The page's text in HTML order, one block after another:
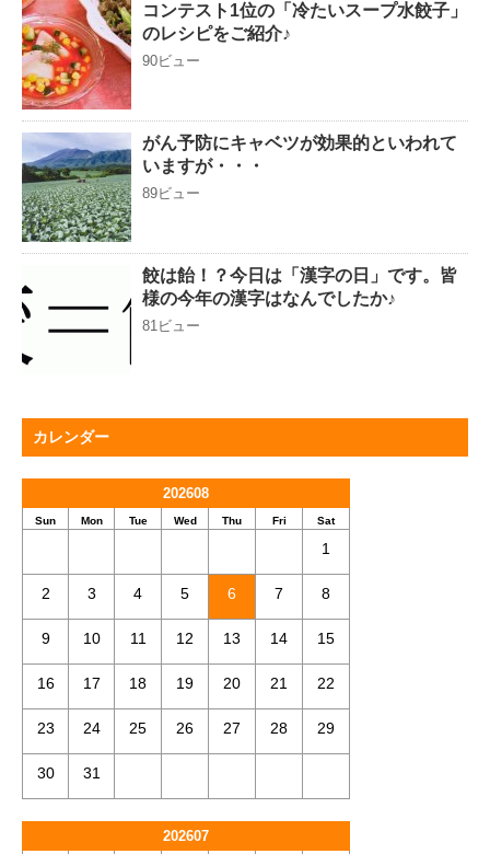
コンテスト1位の「冷たいスープ水餃子」
のレシピをご紹介♪
90ビュー
がん予防にキャベツが効果的といわれて
いますが・・・
89ビュー
餃は飴！？今日は「漢字の日」です。皆
様の今年の漢字はなんでしたか♪
81ビュー
カレンダー
202608
Sun Mon Tue Wed Thu Fri Sat
1
2 3 4 5 6 7 8
9 10 11 12 13 14 15
16 17 18 19 20 21 22
23 24 25 26 27 28 29
30 31
202607